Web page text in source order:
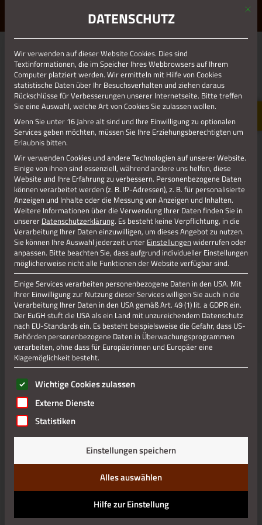
ERLEBE STOLBERG.ERLEBE DICH.
Datenschutz
Impressum
Mit
DATENSCHUTZ
Wir verwenden auf dieser Website Cookies. Dies sind
Textinformationen, die im Speicher Ihres Webbrowsers auf Ihrem
Computer platziert werden. Wir ermitteln mit Hilfe von Cookies
statistische Daten über Ihr Besuchsverhalten und ziehen daraus
Rückschlüsse für Verbesserungen unserer Internetseite. Bitte treffen
Sie eine Auswahl, welche Art von Cookies Sie zulassen wollen.
Wenn Sie unter 16 Jahre alt sind und Ihre Einwilligung zu optionalen
Services geben möchten, müssen Sie Ihre Erziehungsberechtigten um
Erlaubnis bitten.
Wir verwenden Cookies und andere Technologien auf unserer Website.
Einige von ihnen sind essenziell, während andere uns helfen, diese
Website und Ihre Erfahrung zu verbessern. Personenbezogene Daten
können verarbeitet werden (z. B. IP-Adressen), z. B. für personalisierte
Anzeigen und Inhalte oder die Messung von Anzeigen und Inhalten.
Weitere Informationen über die Verwendung Ihrer Daten finden Sie in
unserer Datenschutzerklärung. Es besteht keine Verpflichtung, in die
Verarbeitung Ihrer Daten einzuwilligen, um dieses Angebot zu nutzen.
Sie können Ihre Auswahl jederzeit unter Einstellungen widerrufen oder
anpassen. Bitte beachten Sie, dass aufgrund individueller Einstellungen
möglicherweise nicht alle Funktionen der Website verfügbar sind.
Einige Services verarbeiten personenbezogene Daten in den USA. Mit
Ihrer Einwilligung zur Nutzung dieser Services willigen Sie auch in die
Verarbeitung Ihrer Daten in den USA gemäß Art. 49 (1) lit. a GDPR ein.
Der EuGH stuft die USA als ein Land mit unzureichendem Datenschutz
nach EU-Standards ein. Es besteht beispielsweise die Gefahr, dass US-
Behörden personenbezogene Daten in Überwachungsprogrammen
verarbeiten, ohne dass für Europäerinnen und Europäer eine
Klagemöglichkeit besteht.
Es folgt eine Liste der Service-Gruppen, für die eine
Wichtige Cookies zulassen
Externe Dienste
Statistiken
Einstellungen speichern
Alles auswählen
Hilfe zur Einstellung